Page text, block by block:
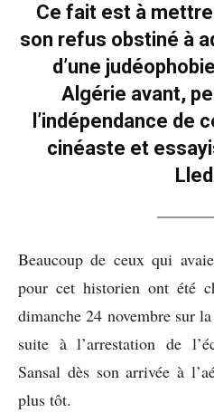
Ce fait est à
son refus obstiné à
d’une
Algérie avant,
l’indépendance de
cinéaste et
Beaucoup de ceux qui
pour cet historien ont été
dimanche 24 novembre sur
suite à l’arrestation de
Sansal dès son arrivée à
plus tôt.